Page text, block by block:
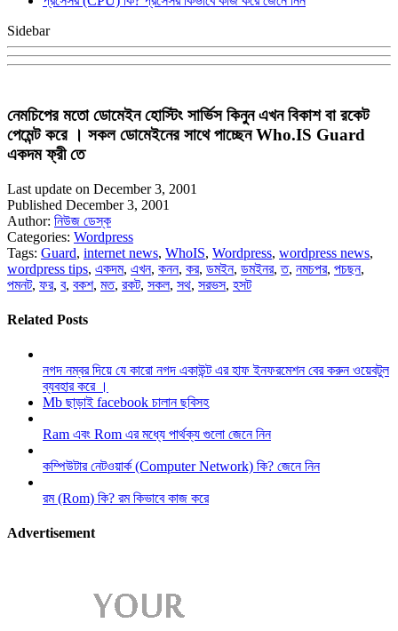
Sidebar
নেমচিপের মতো ডোমেইন হোস্টিং সার্ভিস কিনুন এখন বিকাশ বা রকেট
পেমেন্ট করে । সকল ডোমেইনের সাথে পাচ্ছেন Who.IS Guard
একদম ফ্রী তে
Last update on December 3, 2001
Published December 3, 2001
Author: নিউজ ডেস্ক
Categories: Wordpress
Tags: Guard, internet news, WhoIS, Wordpress, wordpress news,
wordpress tips, একদম, এখন, কনন, কর, ডমইন, ডমইনর,ত, নমচপর, পচছন,
পমনট, ফর, ব, বকশ, মত, রকট, সকল, সথ, সরভস, হসট
Related Posts
নগদ নম্বর দিয়ে যে কারো নগদ একাউন্ট এর হাফ ইনফরমেশন বের করুন ওয়েবটুল
ব্যবহার করে ।
Mb ছাড়াই facebook চালান ছবিসহ
Ram এবং Rom এর মধ্যে পার্থক্য গুলো জেনে নিন
কম্পিউটার নেটওয়ার্ক (Computer Network) কি? জেনে নিন
রম (Rom) কি? রম কিভাবে কাজ করে
Advertisement